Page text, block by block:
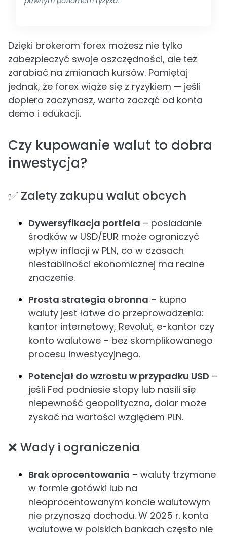
Dzięki brokerom forex możesz nie tylko
zabezpieczyć swoje oszczędności, ale też
zarabiać na zmianach kursów. Pamiętaj
jednak, że forex wiąże się z ryzykiem — jeśli
dopiero zaczynasz, warto zacząć od konta
demo i edukacji.
Czy kupowanie walut to dobra
inwestycja?
✅ Zalety zakupu walut obcych
Dywersyfikacja portfela – posiadanie
środków w USD/EUR może ograniczyć
wpływ inflacji w PLN, co w czasach
niestabilności ekonomicznej ma realne
znaczenie.
Prosta strategia obronna – kupno
waluty jest łatwe do przeprowadzenia:
kantor internetowy, Revolut, e-kantor czy
konto walutowe – bez skomplikowanego
procesu inwestycyjnego.
Potencjał do wzrostu w przypadku USD –
jeśli Fed podniesie stopy lub nasili się
niepewność geopolityczna, dolar może
zyskać na wartości względem PLN.
❌ Wady i ograniczenia
Brak oprocentowania – waluty trzymane
w formie gotówki lub na
nieoprocentowanym koncie walutowym
nie przynoszą dochodu. W 2025 r. konta
walutowe w polskich bankach często nie